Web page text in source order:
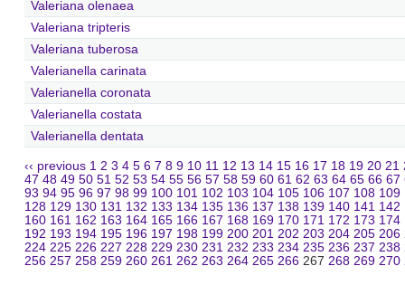
Valeriana olenaea
Valeriana tripteris
Valeriana tuberosa
Valerianella carinata
Valerianella coronata
Valerianella costata
Valerianella dentata
‹‹ previous 1 2 3 4 5 6 7 8 9 10 11 12 13 14 15 16 17 18 19 20 21
47 48 49 50 51 52 53 54 55 56 57 58 59 60 61 62 63 64 65 66 67
93 94 95 96 97 98 99 100 101 102 103 104 105 106 107 108 109
128 129 130 131 132 133 134 135 136 137 138 139 140 141 142
160 161 162 163 164 165 166 167 168 169 170 171 172 173 174
192 193 194 195 196 197 198 199 200 201 202 203 204 205 206
224 225 226 227 228 229 230 231 232 233 234 235 236 237 238
256 257 258 259 260 261 262 263 264 265 266 267 268 269 270